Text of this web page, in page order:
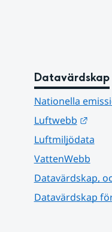
Datavärdskap
Nationella
Luftwebb
Länk
Luftmiljödata
VattenWebb
Datavärdskap,
Datavärdskap